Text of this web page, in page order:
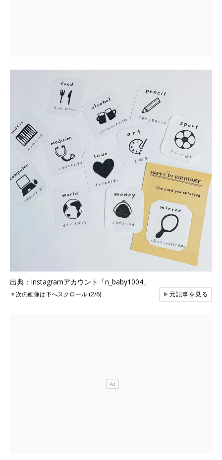
出典：Instagramアカウント「n_baby1004」
▼次の画像は下へスクロール (2/6) ▶元記事を見る